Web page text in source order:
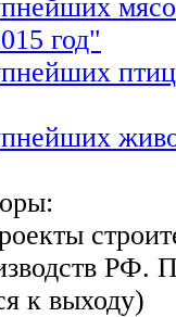
год"
РФ.
к выходу)